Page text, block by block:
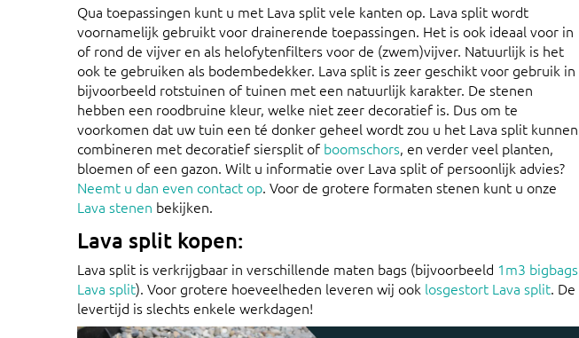
Qua toepassingen kunt u met Lava split vele kanten op. Lava split wordt
voornamelijk gebruikt voor drainerende toepassingen. Het is ook ideaal voor in
of rond de vijver en als helofytenfilters voor de (zwem)vijver. Natuurlijk is het
ook te gebruiken als bodembedekker. Lava split is zeer geschikt voor gebruik in
bijvoorbeeld rotstuinen of tuinen met een natuurlijk karakter. De stenen
hebben een roodbruine kleur, welke niet zeer decoratief is. Dus om te
voorkomen dat uw tuin een té donker geheel wordt zou u het Lava split kunnen
combineren met decoratief siersplit of boomschors, en verder veel planten,
bloemen of een gazon. Wilt u informatie over Lava split of persoonlijk advies?
Neemt u dan even contact op. Voor de grotere formaten stenen kunt u onze
Lava stenen bekijken.
Lava split kopen:
Lava split is verkrijgbaar in verschillende maten bags (bijvoorbeeld 1m3 bigbags
Lava split). Voor grotere hoeveelheden leveren wij ook losgestort Lava split. De
levertijd is slechts enkele werkdagen!